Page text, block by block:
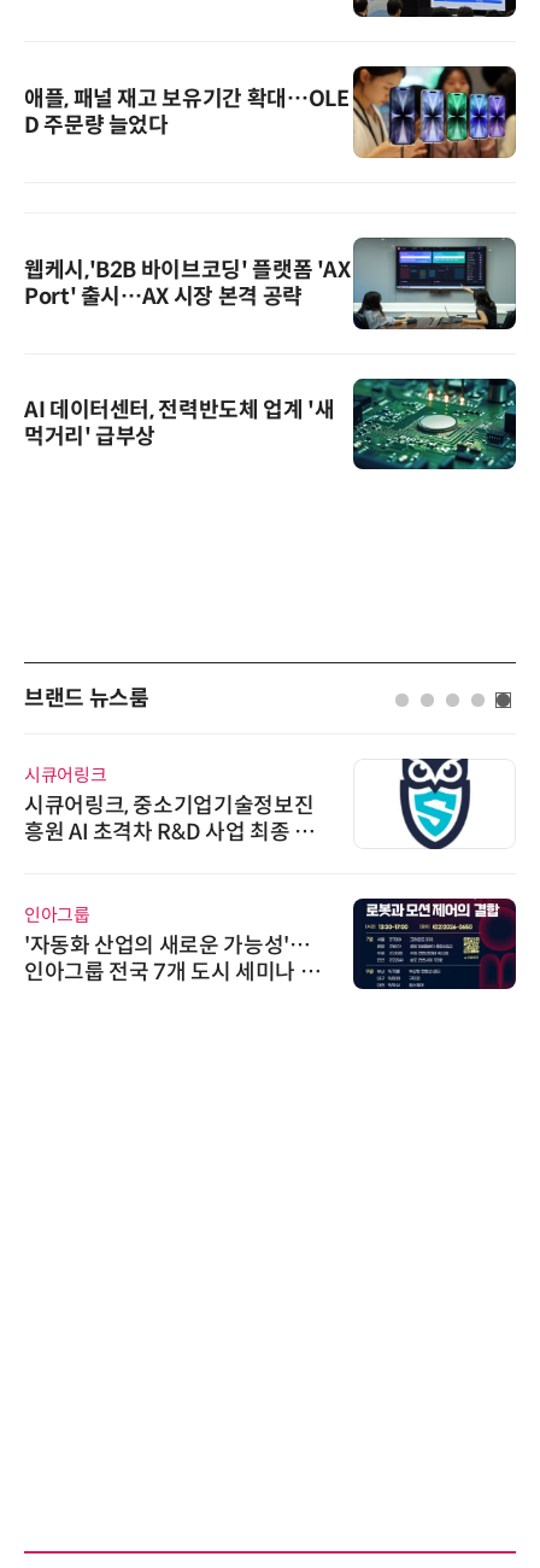
애플, 패널 재고 보유기간 확대…OLE
D 주문량 늘었다
웹케시,'B2B 바이브코딩' 플랫폼 'AX
Port' 출시…AX 시장 본격 공략
AI 데이터센터, 전력반도체 업계 '새
먹거리' 급부상
브랜드 뉴스룸
시큐어링크
시큐어링크, 중소기업기술정보진
흥원 AI 초격차 R&D 사업 최종 선
인아그룹
'자동화 산업의 새로운 가능성'…
인아그룹 전국 7개 도시 세미나 페